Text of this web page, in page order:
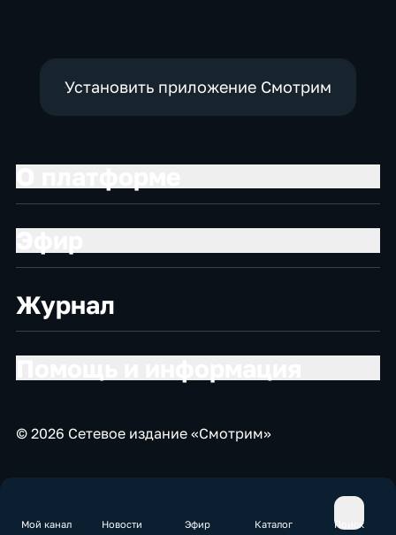
Мой канал Новости Эфир Каталог Поиск
Установить приложение Смотрим
Журнал
© 2026 Сетевое издание «Смотрим»